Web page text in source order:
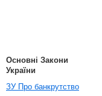
Основні Закони
України
ЗУ Про банкрутство